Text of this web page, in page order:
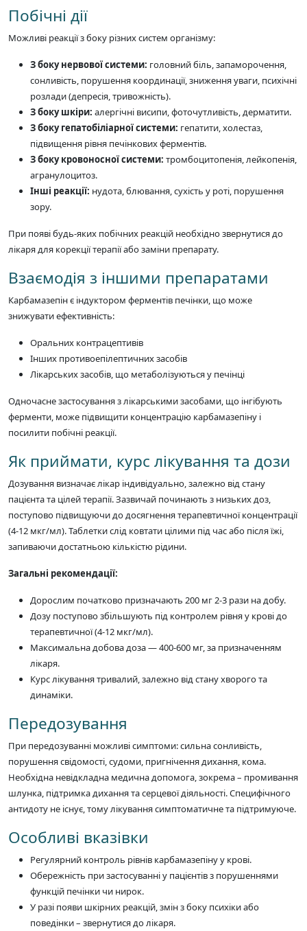
Побічні дії
Можливі реакції з боку різних систем організму:
З боку нервової системи: головний біль, запаморочення,
сонливість, порушення координації, зниження уваги, психічні
розлади (депресія, тривожність).
З боку шкіри: алергічні висипи, фоточутливість, дерматити.
З боку гепатобіліарної системи: гепатити, холестаз,
підвищення рівня печінкових ферментів.
З боку кровоносної системи: тромбоцитопенія, лейкопенія,
агранулоцитоз.
Інші реакції: нудота, блювання, сухість у роті, порушення
зору.
При появі будь-яких побічних реакцій необхідно звернутися до
лікаря для корекції терапії або заміни препарату.
Взаємодія з іншими препаратами
Карбамазепін є індуктором ферментів печінки, що може
знижувати ефективність:
Оральних контрацептивів
Інших противоепілептичних засобів
Лікарських засобів, що метаболізуються у печінці
Одночасне застосування з лікарськими засобами, що інгібують
ферменти, може підвищити концентрацію карбамазепіну і
посилити побічні реакції.
Як приймати, курс лікування та дози
Дозування визначає лікар індивідуально, залежно від стану
пацієнта та цілей терапії. Зазвичай починають з низьких доз,
поступово підвищуючи до досягнення терапевтичної концентрації
(4-12 мкг/мл). Таблетки слід ковтати цілими під час або після їжі,
запиваючи достатньою кількістю рідини.
Загальні рекомендації:
Дорослим початково призначають 200 мг 2-3 рази на добу.
Дозу поступово збільшують під контролем рівня у крові до
терапевтичної (4-12 мкг/мл).
Максимальна добова доза — 400-600 мг, за призначенням
лікаря.
Курс лікування тривалий, залежно від стану хворого та
динаміки.
Передозування
При передозуванні можливі симптоми: сильна сонливість,
порушення свідомості, судоми, пригнічення дихання, кома.
Необхідна невідкладна медична допомога, зокрема – промивання
шлунка, підтримка дихання та серцевої діяльності. Специфічного
антидоту не існує, тому лікування симптоматичне та підтримуюче.
Особливі вказівки
Регулярний контроль рівнів карбамазепіну у крові.
Обережність при застосуванні у пацієнтів з порушеннями
функцій печінки чи нирок.
У разі появи шкірних реакцій, змін з боку психіки або
поведінки – звернутися до лікаря.